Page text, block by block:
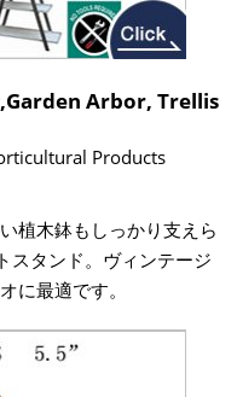
Arbor, Trellis
Products
植木鉢もしっかり支えら
スタンド。ヴィンテージ
に最適です。